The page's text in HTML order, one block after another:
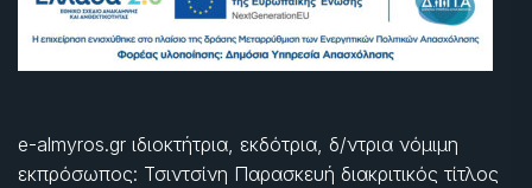
e-almyros.gr ιδιοκτήτρια, εκδότρια, δ/ντρια νόμιμη
εκπρόσωπος: Τσιντσίνη Παρασκευή διακριτικός τίτλος